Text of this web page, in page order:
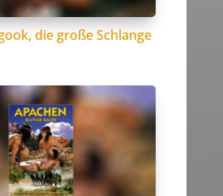
die große Schlange